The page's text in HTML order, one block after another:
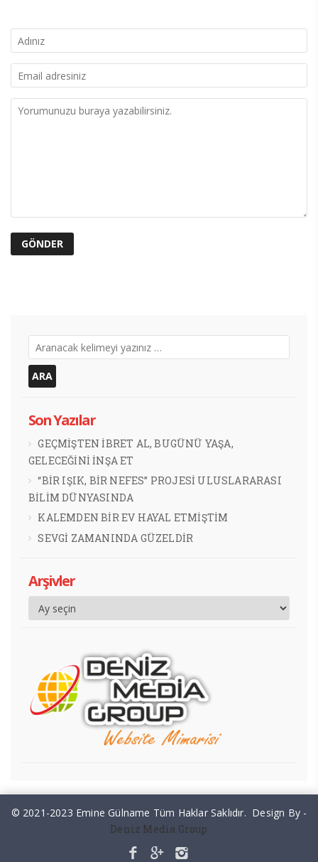
Son Yazılar
GEÇMİŞTEN İBRET AL, BUGÜNÜ YAŞA,
GELECEĞİNİ İNŞA ET
“BİR IŞIK, BİR NEFES” PROJESİ ULUSLARARASI
BİLİM DÜNYASINDA
KALEMDEN BİR EV HAYAL ETMİŞTİM
SEVGİ ZAMANINDA GÜZELDİR
Arşivler
© 2021-2023 Emine Gülname Tüm Haklar Saklıdır. Design By -
Deniz Media Group